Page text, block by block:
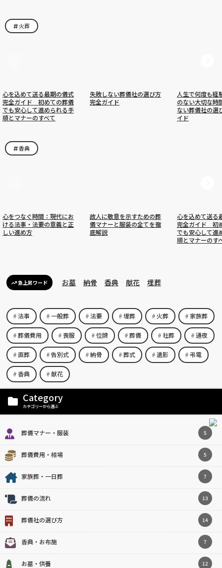
火葬
心を込めて送る最期の儀式
完全ガイド 初めての葬儀
でも安心して進められる手
順とマナーのすべて
失敗しない葬儀社の選び方
完全ガイド
人生で何度も経
のない大切な時
ない葬儀社の選
イド
香典
心をつなぐ時間：現代にお
ける法事・法要の意義と正
しい進め方
故人に敬意を示すための葬
儀マナーと服装の全てを徹
底解説
心を込めて送る
完全ガイド 初
でも安心して進
順とマナーのす
急上昇ワード お墓 納骨 香典 献花 埋葬
法事 一般葬 法要 埋葬 火葬 家族葬
葬儀費用 喪服 位牌 葬儀 社葬 通夜
直葬 告別式 納骨 葬式 遺影 弔電
香典 献花
Category
カテゴリーから選ぶ
葬儀マナー・服装 5
葬儀費用・相場 5
家族葬・一日葬 7
葬儀の流れ 13
葬儀社の選び方 14
香典・お布施 7
お墓・供養 12